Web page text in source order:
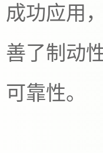
成功应用
善了制动
可靠性。